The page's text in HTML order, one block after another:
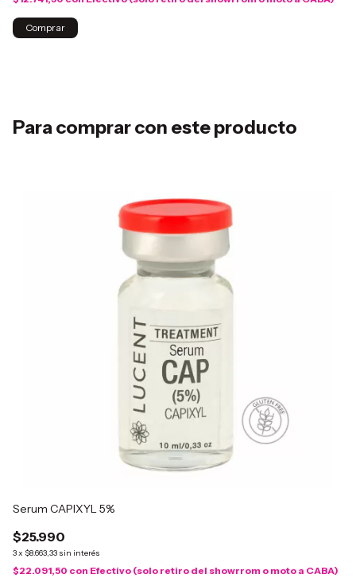
Para comprar con este producto
Serum CAPIXYL 5%
$25.990
3x $8.663,33 sin interés
$22.091,50 con Efectivo (solo retiro del showrrom o moto a CABA)